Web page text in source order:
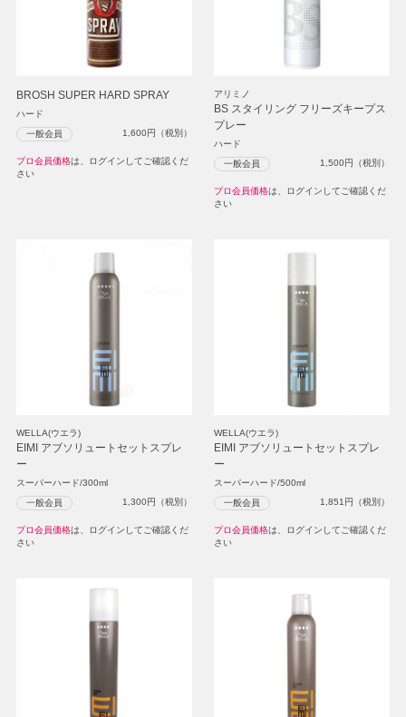
BROSH SUPER HARD SPRAY
ハード
一般会員 1,600円（税別）
プロ会員価格は、ログインしてご確認くだ
さい
アリミノ
BS スタイリング フリーズキープス
プレー
ハード
一般会員 1,500円（税別）
プロ会員価格は、ログインしてご確認くだ
さい
WELLA(ウエラ)
EIMI アブソリュートセットスプレ
ー
スーパーハード/300ml
一般会員 1,300円（税別）
プロ会員価格は、ログインしてご確認くだ
さい
WELLA(ウエラ)
EIMI アブソリュートセットスプレ
ー
スーパーハード/500ml
一般会員 1,851 円（税別）
プロ会員価格は、ログインしてご確認くだ
さい